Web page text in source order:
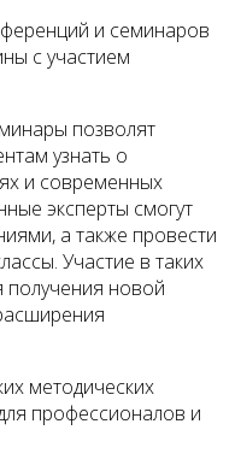
и семинаров
с участием
позволят
узнать о
и современных
эксперты смогут
а также провести
Участие в таких
получения новой
методических
профессионалов и